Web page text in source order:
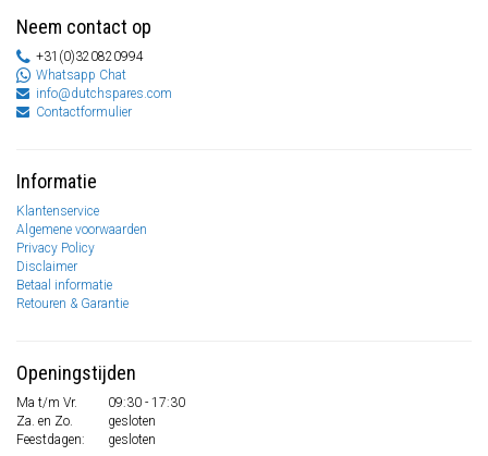
Neem contact op
+31(0)320820994
Whatsapp Chat
info@dutchspares.com
Contactformulier
Informatie
Klantenservice
Algemene voorwaarden
Privacy Policy
Disclaimer
Betaal informatie
Retouren & Garantie
Openingstijden
Ma t/m Vr.
09:30 - 17:30
Za. en Zo.
gesloten
Feestdagen:
gesloten